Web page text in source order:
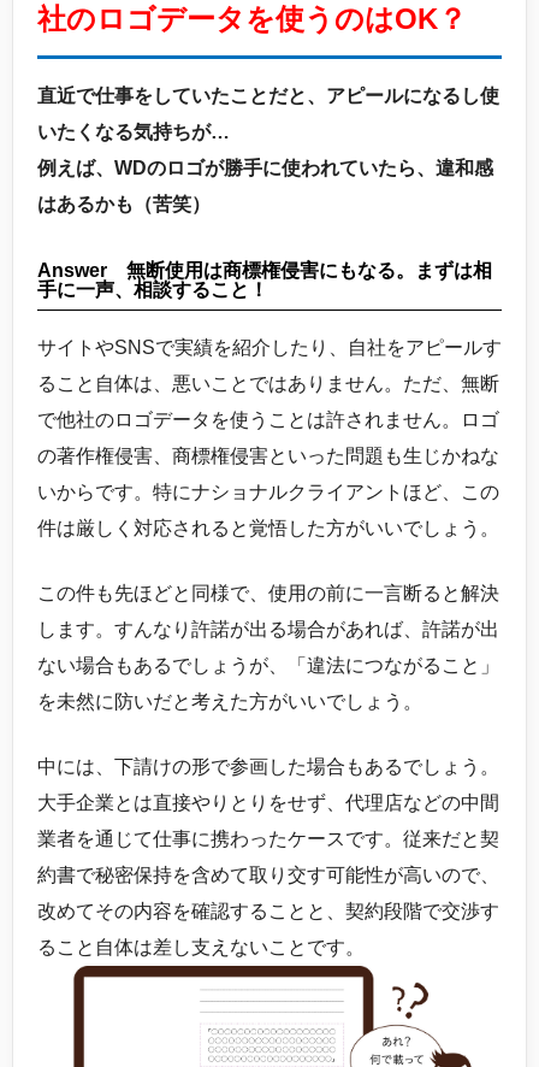
社のロゴデータを使うのはOK？
直近で仕事をしていたことだと、アピールになるし使
いたくなる気持ちが…
例えば、WDのロゴが勝手に使われていたら、違和感
はあるかも（苦笑）
Answer 無断使用は商標権侵害にもなる。まずは相
手に一声、相談すること！
サイトやSNSで実績を紹介したり、自社をアピールす
ること自体は、悪いことではありません。ただ、無断
で他社のロゴデータを使うことは許されません。ロゴ
の著作権侵害、商標権侵害といった問題も生じかねな
いからです。特にナショナルクライアントほど、この
件は厳しく対応されると覚悟した方がいいでしょう。
この件も先ほどと同様で、使用の前に一言断ると解決
します。すんなり許諾が出る場合があれば、許諾が出
ない場合もあるでしょうが、「違法につながること」
を未然に防いだと考えた方がいいでしょう。
中には、下請けの形で参画した場合もあるでしょう。
大手企業とは直接やりとりをせず、代理店などの中間
業者を通じて仕事に携わったケースです。従来だと契
約書で秘密保持を含めて取り交す可能性が高いので、
改めてその内容を確認することと、契約段階で交渉す
ること自体は差し支えないことです。